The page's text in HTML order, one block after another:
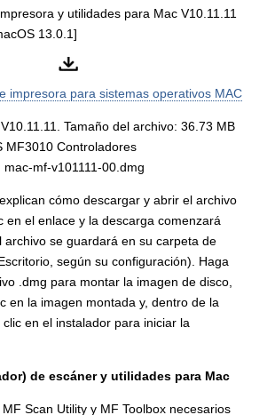
y utilidades para Mac V10.11.11
13.0.1]
impresora para sistemas operativos MAC
Tamaño del archivo: 36.73 MB
MF3010 Controladores
mf-v101111-00.dmg
cómo descargar y abrir el archivo
en el enlace y la descarga comenzará
archivo se guardará en su carpeta de
según su configuración). Haga
.dmg para montar la imagen de disco,
en la imagen montada y, dentro de la
en el instalador para iniciar la
de escáner y utilidades para Mac
Scan Utility y MF Toolbox necesarios